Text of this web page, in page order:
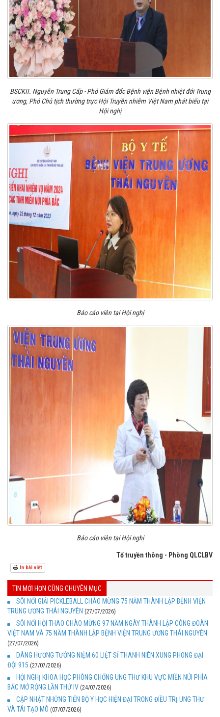
BSCKII. Nguyễn Trung Cấp - Phó Giám đốc Bệnh viện Bệnh nhiệt đới Trung
ương, Phó Chủ tịch thường trực Hội Truyền nhiễm Việt Nam phát biểu tại
Hội nghị
Báo cáo viên tại Hội nghị
Báo cáo viên tại Hội nghị
Tổ truyền thông - Phòng QLCLBV
In bài viết
TIN MỚI HƠN CÙNG CHUYÊN MỤC
SÔI NỔI GIẢI PICKLEBALL CHÀO MỪNG 75 NĂM THÀNH LẬP BỆNH VIỆN
TRUNG ƯƠNG THÁI NGUYÊN (27/07/2026)
SÔI NỔI HỘI THAO CHÀO MỪNG 97 NĂM NGÀY THÀNH LẬP CÔNG ĐOÀN
VIỆT NAM VÀ 75 NĂM THÀNH LẬP BỆNH VIỆN TRUNG ƯƠNG THÁI NGUYÊN
(27/07/2026)
DÂNG HƯƠNG TƯỞNG NIỆM 60 LIỆT SĨ THANH NIÊN XUNG PHONG ĐẠI
ĐỘI 915 (27/07/2026)
HỘI NGHỊ KHOA HỌC PHÒNG CHỐNG UNG THƯ KHU VỰC MIỀN NÚI PHÍA
BẮC MỞ RỘNG LẦN THỨ IV (24/07/2026)
CẬP NHẬT NHỮNG TIẾN BỘ Y HỌC HIỆN ĐẠI TRONG ĐIỀU TRỊ UNG THƯ
VÀ TÁI TẠO MÔ (07/07/2026)